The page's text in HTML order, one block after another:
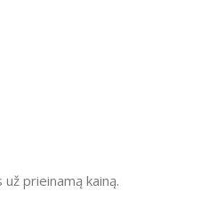
prieinamą kainą.